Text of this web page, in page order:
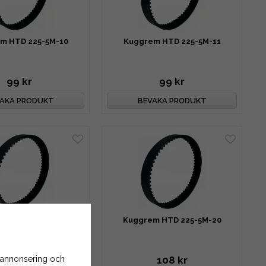
HTD 225-5M-10
99 kr
PRODUKT
Kuggrem HTD 225-5M-11
99 kr
BEVAKA PRODUKT
99 kr
Kuggrem HTD 225-5M-20
108 kr
och